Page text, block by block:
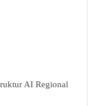
AI Regional